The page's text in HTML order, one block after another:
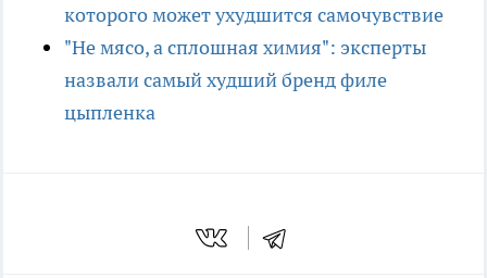
которого может ухудшится самочувствие
"Не мясо, а сплошная химия": эксперты
назвали самый худший бренд филе
цыпленка